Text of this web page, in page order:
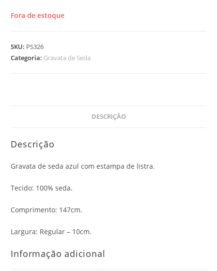
Fora de estoque
SKU: PS326
Categoria: Gravata de Seda
DESCRIÇÃO
Descrição
Gravata de seda azul com estampa de listra.
Tecido: 100% seda.
Comprimento: 147cm.
Largura: Regular – 10cm.
Informação adicional